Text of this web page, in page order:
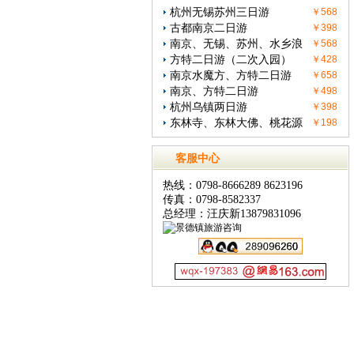
杭州无锡苏州三日游 ￥568
古都南京二日游 ￥398
南京、无锡、苏州、水乡浪 ￥568
方特二日游（二次入园） ￥428
南京水魔方、方特二日游 ￥658
南京、方特二日游 ￥498
杭州乌镇两日游 ￥398
东林寺、东林大佛、桃花源 ￥198
客服中心
热线：0798-8666289 8623196
传真：0798-8582337
总经理：汪庆新13879831096